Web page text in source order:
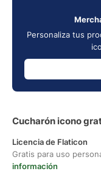
Personaliza tus
Cucharón icono
Licencia de Flaticon
Gratis para uso
información